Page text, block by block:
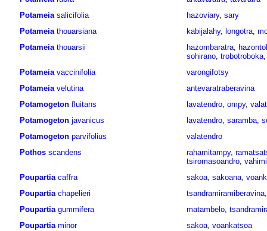
Potameia salicifolia hazoviary, sary
Potameia thouarsiana kabijalahy, longotra,
Potameia thouarsii hazombaratra,
sohirano, trobotroboka
Potameia vaccinifolia
varongifotsy
Potameia velutina
antevaratraberavina
Potamogeton fluitans lavatendro, ompy,
Potamogeton javanicus lavatendro, saramba,
Potamogeton parvifolius
valatendro
Pothos scandens rahamitampy,
tsiromasoandro,
Poupartia caffra sakoa, sakoana,
Poupartia chapelieri tsandramiramiberavina
Poupartia gummifera matambelo,
Poupartia minor sakoa, voankatsoa